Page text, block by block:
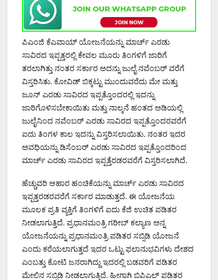
ಪಿಎಂಜಿ ಕೆಎವಾಯ್ ಯೋಜನೆಯನ್ನು ಮಾರ್ಚ್ ಎರಡು
ಸಾವಿರದ ಇಪ್ಪತ್ತರಲ್ಲಿ ಕೇವಲ ಮೂರು ತಿಂಗಳಿಗೆ ಜಾರಿಗೆ
ತರಲಾಗಿತ್ತು ನಂತರ ಸರ್ಕಾರ ಅದನ್ನು ಜುಲೈ ನವೆಂಬರ್ ವರೆಗೆ
ವಿಸ್ತರಿಸಿತು. ಕೋವಿಡ್ ಬಿಕ್ಕಟ್ಟು ಮುಂದುವರೆದು ಮೇ ಮತ್ತು
ಜೂನ್ ಎರಡು ಸಾವಿರದ ಇಪ್ಪತ್ತೊಂದರಲ್ಲಿ ಇದನ್ನು
ಜಾರಿಗೊಳಿಸಬೇಕಾಯಿತು ಮತ್ತು ನಾಲ್ಕನೆ ಹಂತದ ಅಡಿಯಲ್ಲಿ
ಜುಲೈನಿಂದ ನವೆಂಬರ್ ಎರಡು ಸಾವಿರದ ಇಪ್ಪತ್ತೊಂದರವರೆಗೆ
ಐದು ತಿಂಗಳ ಕಾಲ ಇದನ್ನು ವಿಸ್ತರಿಸಲಾಯಿತು. ನಂತರ ಇದರ
ಅವಧಿಯನ್ನು ಡಿಸೆಂಬರ್ ಎರಡು ಸಾವಿರದ ಇಪ್ಪತ್ತೊಂದರಿಂದ
ಮಾರ್ಚ್ ಎರಡು ಸಾವಿರದ ಇಪ್ಪತ್ತೆರಡರವರೆಗೆ ವಿಸ್ತರಿಸಲಾಗಿದೆ.
ಹೆಚ್ಚುವರಿ ಆಹಾರ ಹಂಚಿಕೆಯನ್ನು ಮಾರ್ಚ್ ಎರಡು ಸಾವಿರದ
ಇಪ್ಪತ್ತರಡರವರೆಗೆ ಸರ್ಕಾರ ಮಾಡುತ್ತದೆ. ಈ ಯೋಜನೆಯ
ಮೂಲಕ ಪ್ರತಿ ವ್ಯಕ್ತಿಗೆ ತಿಂಗಳಿಗೆ ಐದು ಕೆಜಿ ಉಚಿತ ಪಡಿತರ
ನೀಡಲಾಗುತ್ತಿದೆ. ಪ್ರಧಾನಮಂತ್ರಿ ಗರೀಬ್ ಕಲ್ಯಾಣ ಅನ್ನ
ಯೋಜನೆಯನ್ನು ಪ್ರಧಾನಮಂತ್ರಿ ಪಡಿತರ ಸಬ್ಸಿಡಿ ಯೋಜನೆ
ಎಂದು ಕರೆಯಲಾಗುತ್ತದೆ ಇದರ ಒಟ್ಟು ಫಲಾನುಭವಿಗಳು ದೇಶದ
ಎಂಬತ್ತು ಕೋಟಿ ಜನರಾಗಿದ್ದು ಇದರಲ್ಲಿ ಬಡವರಿಗೆ ಪಡಿತರ
ಮೇಲಿನ ಸಬ್ಸಿಡಿ ನೀಡಲಾಗುತ್ತಿದೆ. ಹೀಗಾಗಿ ಬಿಪಿಎಲ್ ಪಡಿತರ